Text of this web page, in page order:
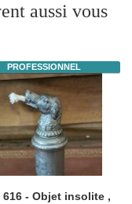
aussi vous
PROFESSIONNEL
616 - Objet insolite ,